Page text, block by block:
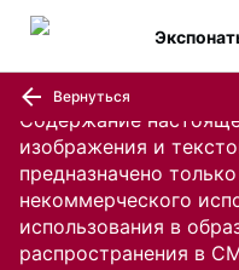
Содержание
изображения и
предназначено
некоммерческого
использования в
распространения в
Вернуться